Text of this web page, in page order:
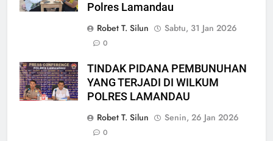
Polres Lamandau
Robet T. Silun
Sabtu, 31 Jan 2026
0
TINDAK PIDANA PEMBUNUHAN
YANG TERJADI DI WILKUM
POLRES LAMANDAU
Robet T. Silun
Senin, 26 Jan 2026
0